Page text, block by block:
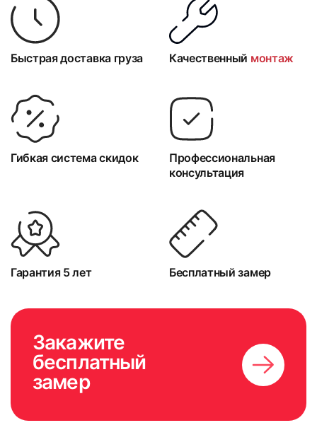
Быстрая доставка груза Качественный монтаж
Гибкая система скидок
Профессиональная
консультация
Гарантия 5 лет Бесплатный замер
Закажите
бесплатный
замер